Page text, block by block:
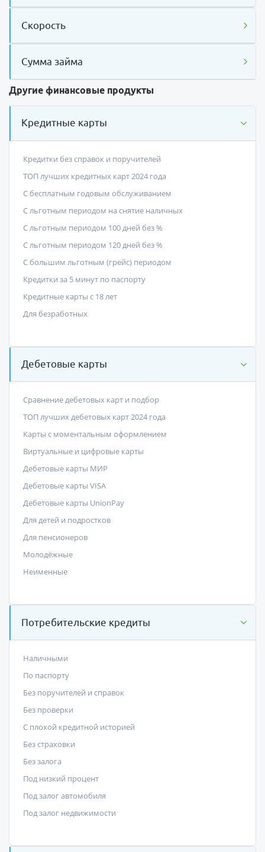
Скорость
Сумма займа
Другие финансовые продукты
Кредитные карты
Кредитки без справок и поручителей
ТОП лучших кредитных карт 2024 года
С бесплатным годовым обслуживанием
С льготным периодом на снятие наличных
С льготным периодом 100 дней без %
С льготным периодом 120 дней без %
С большим льготным (грейс) периодом
Кредитки за 5 минут по паспорту
Кредитные карты с 18 лет
Для безработных
Дебетовые карты
Сравнение дебетовых карт и подбор
ТОП лучших дебетовых карт 2024 года
Карты с моментальным оформлением
Виртуальные и цифровые карты
Дебетовые карты МИР
Дебетовые карты VISA
Дебетовые карты UnionPay
Для детей и подростков
Для пенсионеров
Молодёжные
Неименные
Потребительские кредиты
Наличными
По паспорту
Без поручителей и справок
Без проверки
С плохой кредитной историей
Без страховки
Без залога
Под низкий процент
Под залог автомобиля
Под залог недвижимости